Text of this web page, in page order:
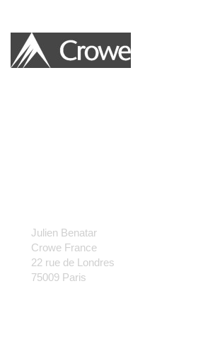
Julien Benatar
Crowe France
22 rue de Londres
75009 Paris